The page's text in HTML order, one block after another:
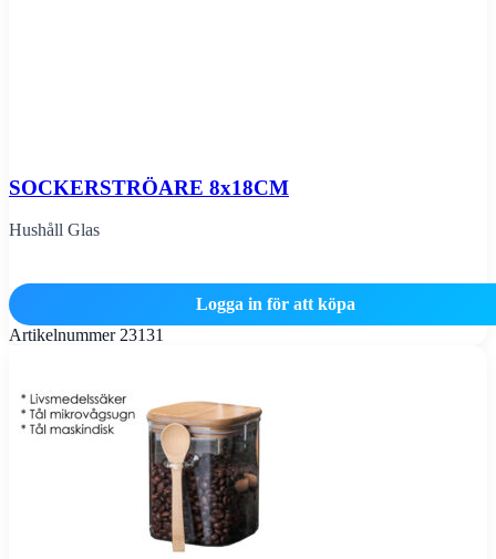
SOCKERSTRÖARE 8x18CM
Hushåll Glas
Logga in för att köpa
Artikelnummer 23131